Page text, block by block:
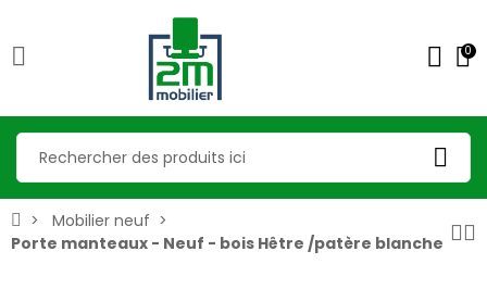
0
Mobilier neuf
Porte manteaux - Neuf - bois Hêtre /patère blanche